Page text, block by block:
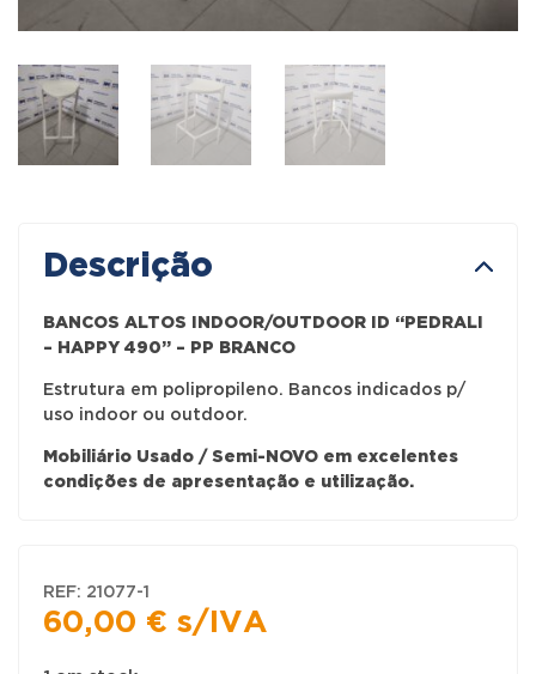
Descrição
BANCOS ALTOS INDOOR/OUTDOOR ID “PEDRALI
– HAPPY 490” – PP BRANCO
Estrutura em polipropileno. Bancos indicados p/
uso indoor ou outdoor.
Mobiliário Usado / Semi-NOVO em excelentes
condições de apresentação e utilização.
REF: 21077-1
60,00 € s/IVA